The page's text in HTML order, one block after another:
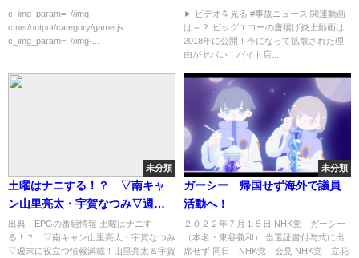
ターで炎上
c_img_param=; //img-
c.net/output/category/game.js
c_img_param=; //img-...
誰? 第一興商は特定した? 店舗は
どこかを調査！- 事故ニュース
► ビデオを見る #事故ニュース 関連動画
は～？ ビッグエコーの唐揚げ炎上動画は
2018年に公開！今になって拡散された理
由がヤバい！バイト店...
未分類
土曜はナニする！？ ▽南キャ
ン山里亮太・宇賀なつみ▽週末
に役立つ情報満載！[字]…の番組
内容解析まとめ
出典：EPGの番組情報 土曜はナニす
る！？ ▽南キャン山里亮太・宇賀なつみ
▽週末に役立つ情報満載！山里亮太＆宇賀
未分類
ガーシー 帰国せず海外で議員
活動へ！
２０２２年７月１５日 NHK党 ガーシー
（本名・東谷義和） 当選証書付与式に出
席せず 同日 NHK党 会見 NHK党 立花